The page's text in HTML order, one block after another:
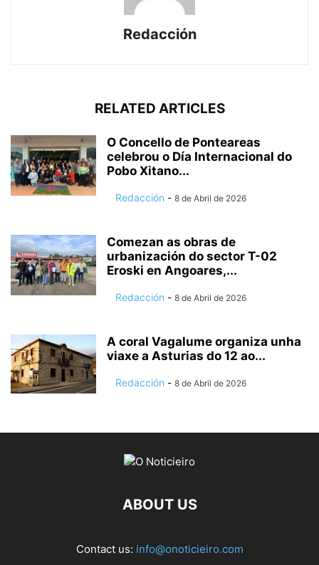
Redacción
RELATED ARTICLES
O Concello de Ponteareas
celebrou o Día Internacional do
Pobo Xitano...
Redacción - 8 de Abril de 2026
Comezan as obras de
urbanización do sector T-02
Eroski en Angoares,...
Redacción - 8 de Abril de 2026
A coral Vagalume organiza unha
viaxe a Asturias do 12 ao...
Redacción - 8 de Abril de 2026
ABOUT US
Contact us: info@onoticieiro.com